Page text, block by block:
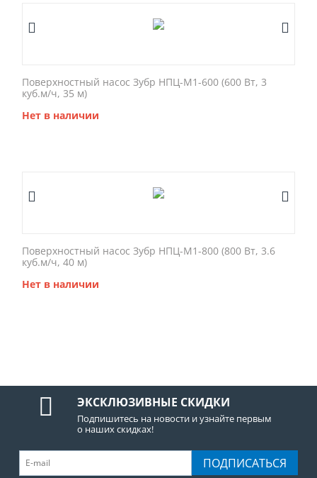
Поверхностный насос Зубр НПЦ-М1-600 (600 Вт, 3
куб.м/ч, 35 м)
Нет в наличии
Поверхностный насос Зубр НПЦ-М1-800 (800 Вт, 3.6
куб.м/ч, 40 м)
Нет в наличии
ЭКСКЛЮЗИВНЫЕ СКИДКИ
Подпишитесь на новости и узнайте первым
о наших скидках!
ПОДПИСАТЬСЯ